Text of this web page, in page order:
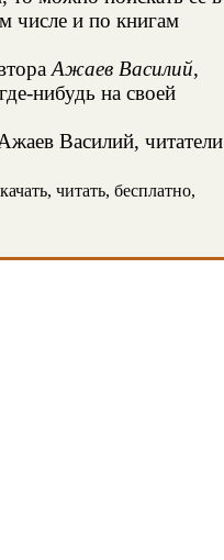
числе и по книгам
Ажаев Василий,
нибудь на своей
Василий, читатели
читать, бесплатно,